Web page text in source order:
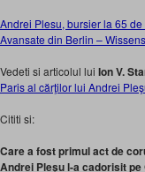
Andrei Plesu, bursier la 65
Avansate din Berlin –
Vedeti si articolul lui Ion V.
Paris al cărţilor lui Andrei
Cititi si:
Care a fost primul act de
Andrei Pleşu l-a cadorisit